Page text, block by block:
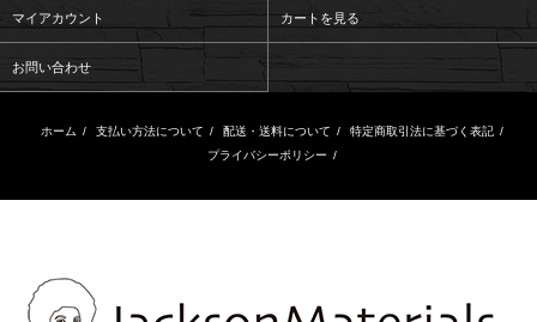
マイアカウント カートを見る
お問い合わせ
ホーム / 支払い方法について / 配送・送料について / 特定商取引法に基づく表記 /
プライバシーポリシー /